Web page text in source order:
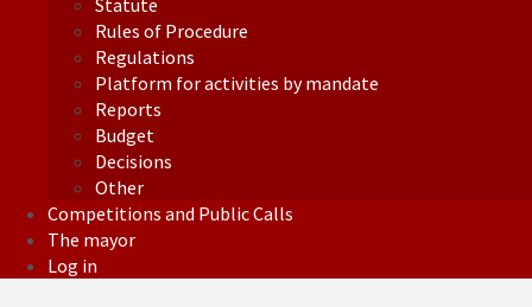
Statute
Rules of Procedure
Regulations
Platform for activities by mandate
Reports
Budget
Decisions
Other
Competitions and Public Calls
The mayor
Log in